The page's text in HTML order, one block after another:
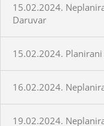
15.02.2024.
Daruvar
15.02.2024.
16.02.2024.
19.02.2024.